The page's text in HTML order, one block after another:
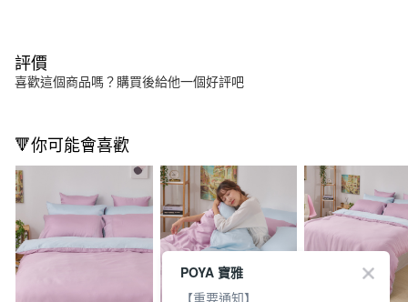
評價
喜歡這個商品嗎？購買後給他一個好評吧
🔻你可能會喜歡
POYA 寶雅
【重要通知】